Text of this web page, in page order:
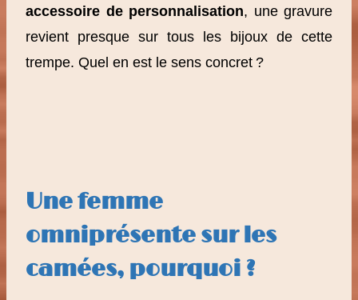
accessoire de personnalisation, une gravure
revient presque sur tous les bijoux de cette
trempe. Quel en est le sens concret ?
Une femme
omniprésente sur les
camées, pourquoi ?